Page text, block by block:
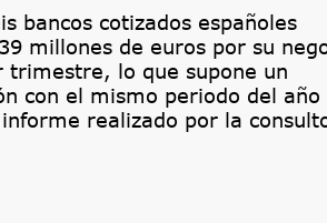
bancos cotizados españoles
millones de euros por su
trimestre, lo que supone un
con el mismo periodo del año
realizado por la